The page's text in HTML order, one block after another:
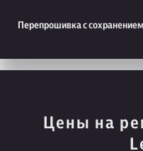
Перепрошивка с
Цены на